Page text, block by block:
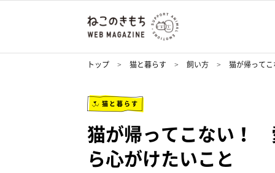
トップ 猫と暮らす 飼い方 猫が帰って
猫と暮らす
猫が帰ってこない！
ら心がけたいこと